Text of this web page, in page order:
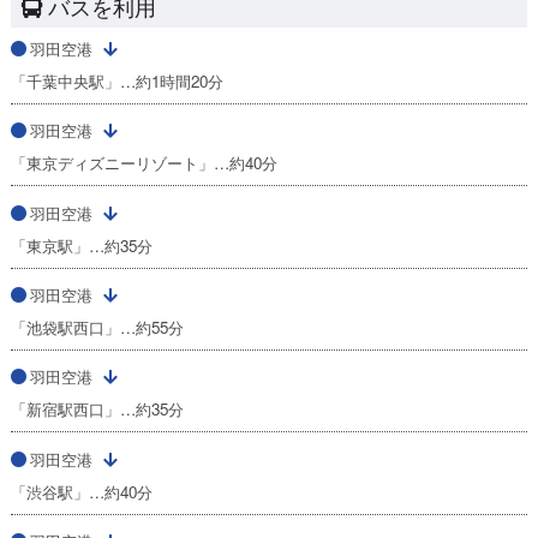
羽田空港
「千葉中央駅」…約1時間20分
羽田空港
「東京ディズニーリゾート」…約40分
羽田空港
「東京駅」…約35分
羽田空港
「池袋駅西口」…約55分
羽田空港
「新宿駅西口」…約35分
羽田空港
「渋谷駅」…約40分